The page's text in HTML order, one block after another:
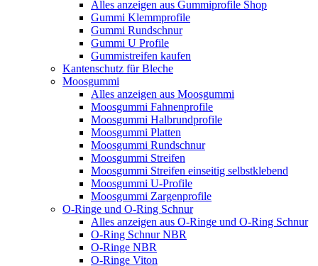
Alles anzeigen aus Gummiprofile Shop
Gummi Klemmprofile
Gummi Rundschnur
Gummi U Profile
Gummistreifen kaufen
Kantenschutz für Bleche
Moosgummi
Alles anzeigen aus Moosgummi
Moosgummi Fahnenprofile
Moosgummi Halbrundprofile
Moosgummi Platten
Moosgummi Rundschnur
Moosgummi Streifen
Moosgummi Streifen einseitig selbstklebend
Moosgummi U-Profile
Moosgummi Zargenprofile
O-Ringe und O-Ring Schnur
Alles anzeigen aus O-Ringe und O-Ring Schnur
O-Ring Schnur NBR
O-Ringe NBR
O-Ringe Viton